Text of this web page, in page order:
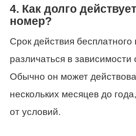
4. Как долго
номер?
Срок действия
различаться в зависимости
Обычно он может
нескольких месяцев до
от условий.